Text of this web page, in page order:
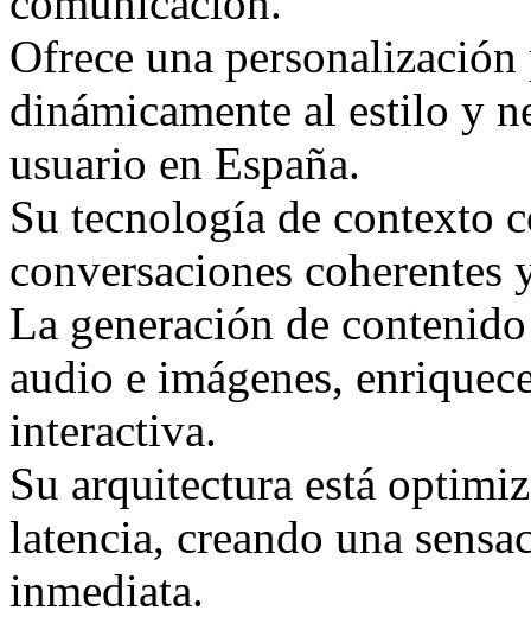
Ofrece una
dinámicamente al estilo y
usuario en España.
Su tecnología de contexto
conversaciones
La generación de
audio e imágenes,
interactiva.
Su arquitectura está
latencia, creando una
inmediata.